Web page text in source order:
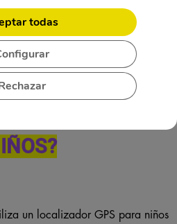
dispositivos es bastante elevado,
al tener la oportunidad de
lugar donde está tu pequeño.
UTILIZAR UN
un localizador GPS para niños
todas